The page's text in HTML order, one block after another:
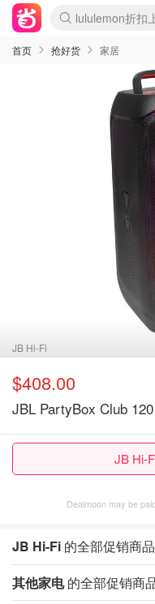
lululemon折扣上
Sasa美妆护肤
SSENSE年中2.5
FreshBeauty好
Cettire降价+叠9
WWS Coles超
viagogo二手票
Myer超级周末
The Outnet奢牌
David Jones 3
Flannels大牌1折
Perfumes Club
AMIRO面罩$251
Amazon折扣汇总
eToro入金$200
Amazon数码好物
ICONIC本周7.5
ThedoubleF高
Moose
丝芙兰5折起
EUFY摄像头$98
Selenichast首饰
Trip机票酒店促销
YSL送5件彩妆礼
Amazon家居好物
Amazon美妆护肤
雅漾大喷$8
过敏原检测盒$33
伊索独家赠50ml
科颜氏高保湿面
SEALIFE海洋馆
丝塔芙大白罐$16
订阅Newsletter
Cult Beauty 6.8
Harrods圣诞日
LN-CC奢牌私促
d'Alba空姐喷雾
EVE LOM套装
Bernardelli独家
Adore Beauty 6
CT圣诞日历
Mytheresa奢品
Luxury Escapes
Currentbody美
MOON Garden
Roborock扫地
Tingo Life水杯
Valentino官网5折
CR洗护套装$23
修丽可4件套
Myer彩妆2件7折
GANNI官网4.5折
Stylevana韩妆4
Tessabit高奢8.5
OGX洗发水$11
Amazon阿德莱
卡诗8.5折+赠礼
Philips Hue灯具
首页 抢好货 家居
JB Hi-Fi
$408.00
JBL PartyBox Club
JB Hi-
Dealmoon may be
JB Hi-Fi 的全部促销商品
其他家电的全部促销商